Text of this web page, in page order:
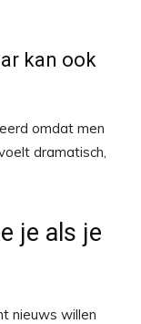
kan ook
omdat men
dramatisch,
je als je
nieuws willen